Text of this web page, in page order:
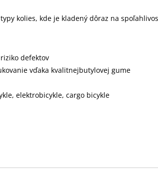
kolies, kde je kladený dôraz na
defektov
vďaka kvalitnejbutylovej gume
elektrobicykle, cargo bicykle